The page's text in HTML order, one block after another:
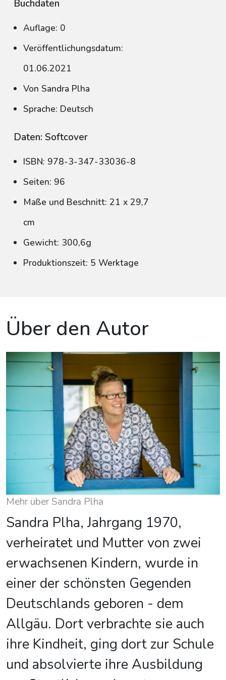
Buchdaten
Auflage: 0
Veröffentlichungsdatum:
01.06.2021
Von Sandra Plha
Sprache: Deutsch
Daten: Softcover
ISBN: 978-3-347-33036-8
Seiten: 96
Maße und Beschnitt: 21 x 29,7
cm
Gewicht: 300,6g
Produktionszeit: 5 Werktage
Über den Autor
Mehr über Sandra Plha
Sandra Plha, Jahrgang 1970,
verheiratet und Mutter von zwei
erwachsenen Kindern, wurde in
einer der schönsten Gegenden
Deutschlands geboren - dem
Allgäu. Dort verbrachte sie auch
ihre Kindheit, ging dort zur Schule
und absolvierte ihre Ausbildung